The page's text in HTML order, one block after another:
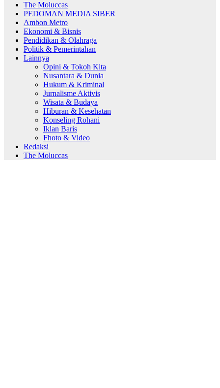
The Moluccas
PEDOMAN MEDIA SIBER
Ambon Metro
Ekonomi & Bisnis
Pendidikan & Olahraga
Politik & Pemerintahan
Lainnya
Opini & Tokoh Kita
Nusantara & Dunia
Hukum & Kriminal
Jurnalisme Aktivis
Wisata & Budaya
Hiburan & Kesehatan
Konseling Rohani
Iklan Baris
Fhoto & Video
Redaksi
The Moluccas